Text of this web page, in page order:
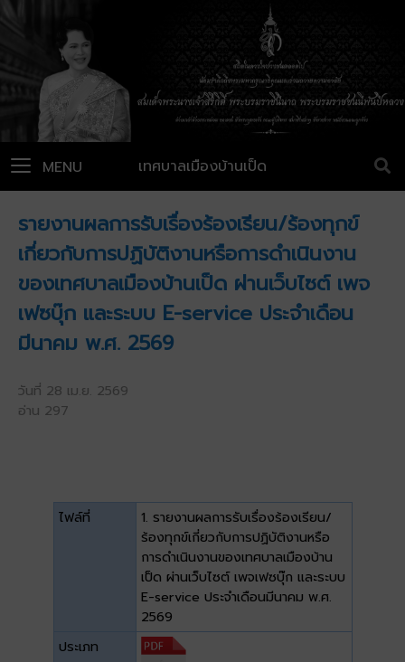
เทศบาลเมืองบ้านเป็ด
MENU
รายงานผลการรับเรื่องร้องเรียน/ร้องทุกข์
เกี่ยวกับการปฏิบัติงานหรือการดำเนินงาน
ของเทศบาลเมืองบ้านเป็ด ผ่านเว็บไซต์ เพจ
เฟซบุ๊ก และระบบ E-service ประจำเดือน
มีนาคม พ.ศ. 2569
วันที่ 28 เม.ย. 2569
อ่าน 297
ไฟล์ที่
1. รายงานผลการรับเรื่องร้องเรียน/
ร้องทุกข์เกี่ยวกับการปฏิบัติงานหรือ
การดำเนินงานของเทศบาลเมืองบ้าน
เป็ด ผ่านเว็บไซต์ เพจเฟซบุ๊ก และระบบ
E-service ประจำเดือนมีนาคม พ.ศ.
2569
ประเภท